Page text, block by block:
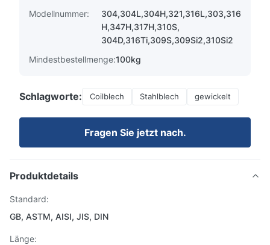
Modellnummer:
304,304L,304H,321,316L,303,316
H,347H,317H,310S,
304D,316Ti,309S,309Si2,310Si2
Mindestbestellmenge:100kg
Schlagworte: Coilblech Stahlblech gewickelt
Fragen Sie jetzt nach.
Produktdetails
Standard:
GB, ASTM, AISI, JIS, DIN
Länge: